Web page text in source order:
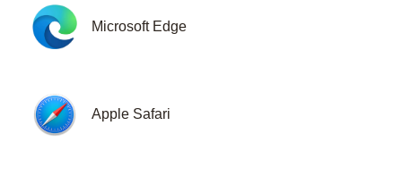
Microsoft Edge
Apple Safari